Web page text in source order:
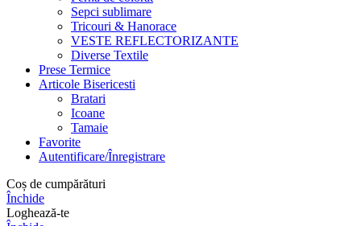
Sepci sublimare
Tricouri & Hanorace
VESTE REFLECTORIZANTE
Diverse Textile
Prese Termice
Articole Bisericesti
Bratari
Icoane
Tamaie
Favorite
Autentificare/Înregistrare
Coș de cumpărături
Închide
Loghează-te